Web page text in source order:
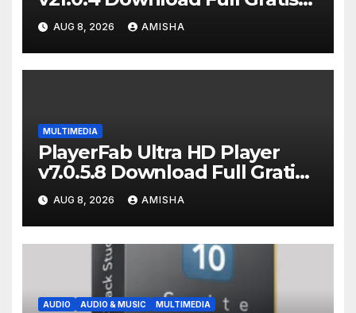
Terbaru Version
AUG 8, 2026 AMISHA
MULTIMEDIA
PlayerFab Ultra HD Player
v7.0.5.8 Download Full Gratis
Terbaru Version
AUG 8, 2026 AMISHA
AUDIO AUDIO & MUSIC MULTIMEDIA